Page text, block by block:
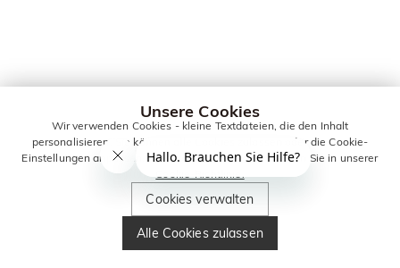
Unsere Cookies
Wir verwenden Cookies - kleine Textdateien, die den Inhalt
personalisieren. Sie können alle Cookies zulassen oder die Cookie-
Einstellungen anpassen. Weitere Informationen erhalten Sie in unserer
Cookie-Richtlinie.
Cookies verwalten
Alle Cookies zulassen